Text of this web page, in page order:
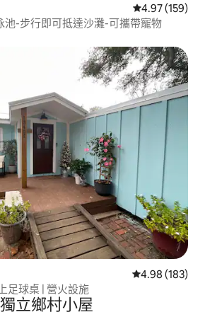
從 159 則評價
4.97 (159)
池-步行即可抵達沙灘-可攜帶寵物
從 183 則評價
4.98 (183)
足球桌 | 營火設施
獨立鄉村小屋